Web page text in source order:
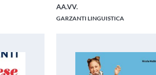
AA.VV.
GARZANTI LINGUISTICA